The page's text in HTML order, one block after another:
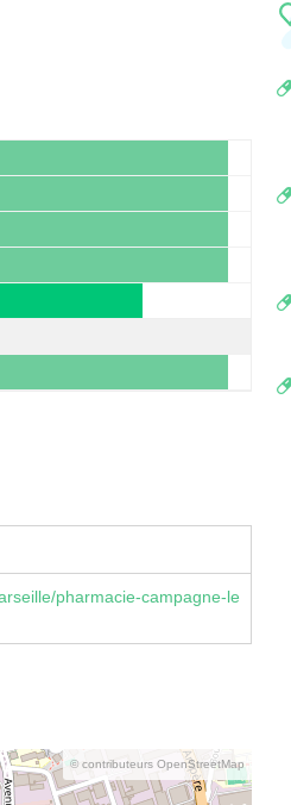
pharmacie-campagne-le
© contributeurs OpenStreetMap